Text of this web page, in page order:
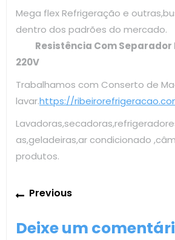
Mega flex Refrigeração e
dentro dos padrões
Resistência Com Separador
220V
Trabalhamos com Conserto de
lavar.https://
as,geladeiras,ar condicionado
produtos.
Navegação
de
Post
PreviousPrevious
Deixe um